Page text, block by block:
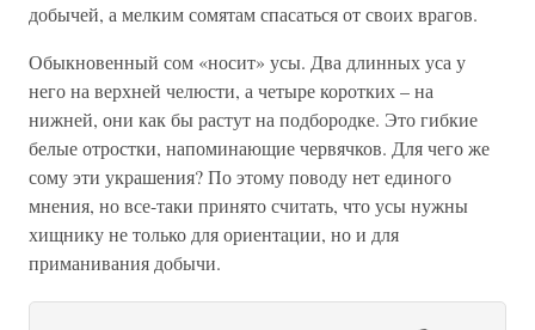
добычей, а мелким сомятам спасаться от своих врагов.
Обыкновенный сом «носит» усы. Два длинных уса у
него на верхней челюсти, а четыре коротких – на
нижней, они как бы растут на подбородке. Это гибкие
белые отростки, напоминающие червячков. Для чего же
сому эти украшения? По этому поводу нет единого
мнения, но все-таки принято считать, что усы нужны
хищнику не только для ориентации, но и для
приманивания добычи.